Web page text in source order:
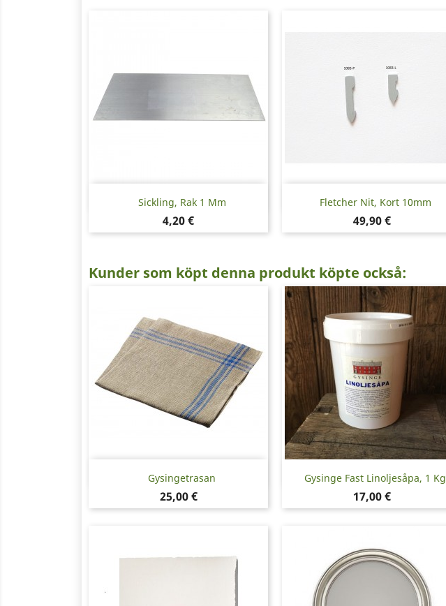
Sickling, Rak 1 Mm
Pris
4,20 €
Snabbvy Fletcher Nit, Kort 10mm
Pris
49,90 €
Snabbvy
Kunder som köpt denna produkt köpte också:
Gysingetrasan
Pris
25,00 €
Snabbvy Gysinge Fast Linoljesåpa, 1 Kg
Pris
17,00 €
Snabbvy